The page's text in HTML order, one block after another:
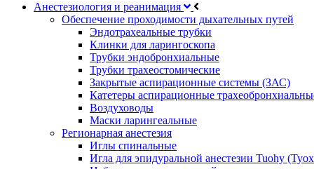
Анестезиология и реанимация
Обеспечение проходимости дыхательных путей
Эндотрахеальные трубки
Клинки для ларингоскопа
Трубки эндобронхиальные
Трубки трахеостомические
Закрытые аспирационные системы (ЗАС)
Катетеры аспирационные
Воздуховоды
Маски ларингеальные
Регионарная анестезия
Иглы спинальные
Игла для эпидуральной анестезии Tuohy